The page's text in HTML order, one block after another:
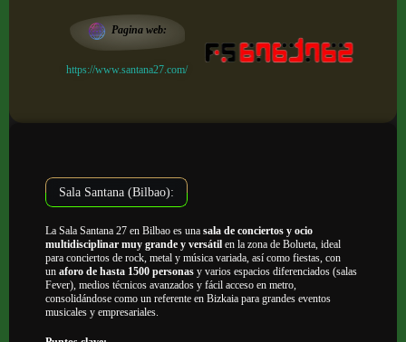
Pagina web:
https://www.santana27.com/
Sala Santana (Bilbao):
La Sala Santana 27 en Bilbao es una sala de conciertos y ocio
multidisciplinar muy grande y versátil en la zona de Bolueta, ideal
para conciertos de rock, metal y música variada, así como fiestas, con
un aforo de hasta 1500 personas y varios espacios diferenciados (salas
Fever), medios técnicos avanzados y fácil acceso en metro,
consolidándose como un referente en Bizkaia para grandes eventos
musicales y empresariales.